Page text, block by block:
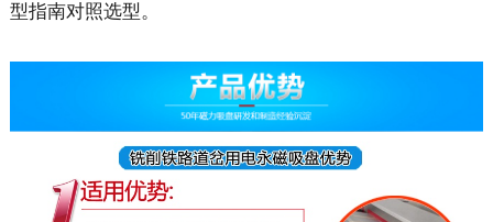
型指南对照选型。